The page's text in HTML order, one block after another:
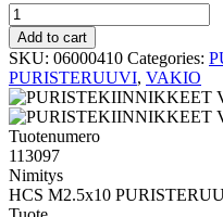
PURISTERUUVI
VAKIO
HCS
M2.5x10
PURISTERUUVI
S400
quantity
Add to cart
SKU: 06000410 Categories:
PURISTERUUVI, VAKIO
Tuotenumero
113097
Nimitys
HCS M2.5x10